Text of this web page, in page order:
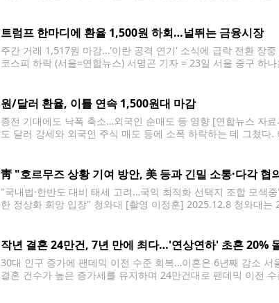
트럼프 한마디에 환율 1,500원 하회…널뛰는 금융시장
주간 거래 1,517원 마감…'이란 공격 연기' 소식에 급락 전환 장
코스피 하락 (서울=연합뉴스) 서명곤 기자 = 23일 서울 중구 하
원/달러 환율, 이틀 연속 1,500원대 마감
종전 기대에도 낙폭 축소…외국인 순매도 등 영향 [연합뉴스 자
도 달러 강세와 외국인 주식 매도 등에 소폭 하락하는 데 그쳤다
靑 "호르무즈 상황 기여 방안, 美 등과 긴밀 소통·다각 협
"국내법·한반도 대비 태세 고려…국익 최적화 선택지 조합 모색
한 정상화 희망 입장" 청와대 [촬영 이정훈] 2025.12.8 청와대는
작년 결혼 24만건, 7년 만에 최다…'연상연하' 초혼 20%
30대 인구 증가에 팬데믹 이전 수준 회복…이혼은 6년째 감소
결혼 건수가 높은 증가세를 유지하며 24만건대로 팬데믹 이전